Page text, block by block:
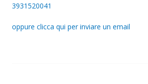
3931520041
oppure clicca qui per inviare un email